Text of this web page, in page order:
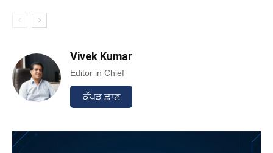
Vivek Kumar
Editor in Chief
ਕੱਪੜ ਛਾਣ